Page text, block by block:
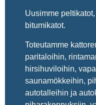
Uusimme
bitumikatot.
Toteutamme
paritaloihin,
hirsihuviloihin,
saunamökkeihin,
autotalleihin ja